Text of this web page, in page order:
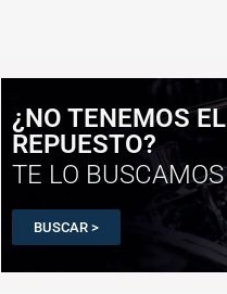
¿NO TENEMOS EL
REPUESTO?
TE LO BUSCAMOS
BUSCAR >